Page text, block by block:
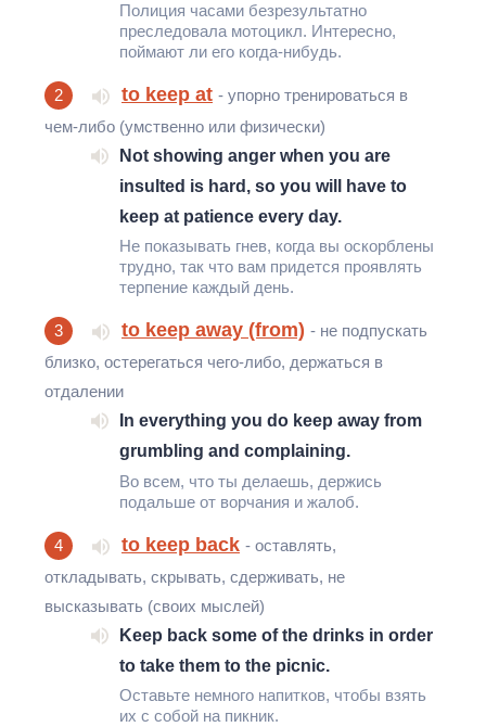
Полиция часами безрезультатно
преследовала мотоцикл. Интересно,
поймают ли его когда-нибудь.
2 to keep at - упорно тренироваться в
чем-либо (умственно или физически)
Not showing anger when you are
insulted is hard, so you will have to
keep at patience every day.
Не показывать гнев, когда вы оскорблены
трудно, так что вам придется проявлять
терпение каждый день.
3 to keep away (from) - не подпускать
близко, остерегаться чего-либо, держаться в
отдалении
In everything you do keep away from
grumbling and complaining.
Во всем, что ты делаешь, держись
подальше от ворчания и жалоб.
4 to keep back - оставлять,
откладывать, скрывать, сдерживать, не
высказывать (своих мыслей)
Keep back some of the drinks in order
to take them to the picnic.
Оставьте немного напитков, чтобы взять
их с собой на пикник.